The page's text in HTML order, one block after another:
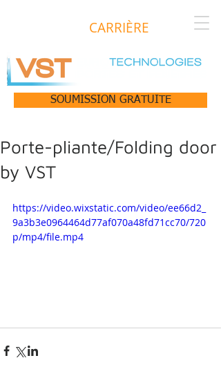
CARRIÈRE
SOUMISSION GRATUITE
Porte-pliante/Folding door
by VST
https://video.wixstatic.com/video/ee66d2_
9a3b3e0964464d77af070a48fd71cc70/720
p/mp4/file.mp4